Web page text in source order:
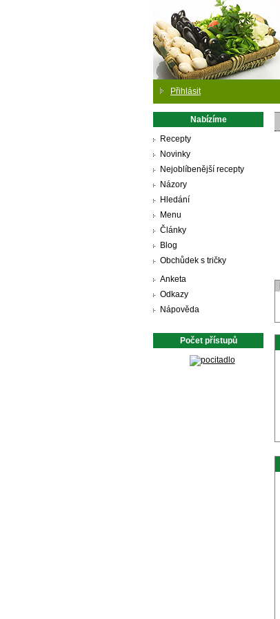
Přihlásit
Nabízíme
Recepty
Novinky
Nejoblíbenější recepty
Názory
Hledání
Menu
Články
Blog
Obchůdek s tričky
Anketa
Odkazy
Nápověda
Počet přístupů